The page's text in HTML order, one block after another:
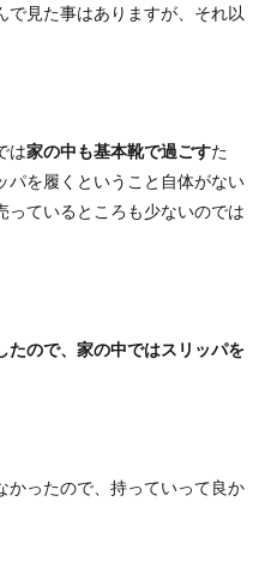
見た事はありますが、それ以
は家の中も基本靴で過ごすた
パを履くということ自体がない
っているところも少ないのでは
たので、家の中ではスリッパを
かったので、持っていって良か